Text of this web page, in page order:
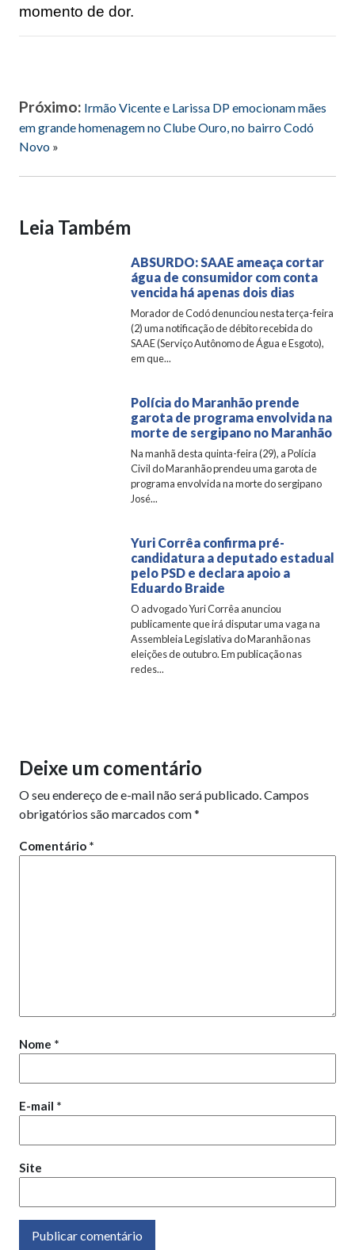
momento de dor.
Próximo: Irmão Vicente e Larissa DP emocionam mães
em grande homenagem no Clube Ouro, no bairro Codó
Novo »
Leia Também
ABSURDO: SAAE ameaça cortar
água de consumidor com conta
vencida há apenas dois dias
Morador de Codó denunciou nesta terça-feira
(2) uma notificação de débito recebida do
SAAE (Serviço Autônomo de Água e Esgoto),
em que...
Polícia do Maranhão prende
garota de programa envolvida na
morte de sergipano no Maranhão
Na manhã desta quinta-feira (29), a Polícia
Civil do Maranhão prendeu uma garota de
programa envolvida na morte do sergipano
José...
Yuri Corrêa confirma pré-
candidatura a deputado estadual
pelo PSD e declara apoio a
Eduardo Braide
O advogado Yuri Corrêa anunciou
publicamente que irá disputar uma vaga na
Assembleia Legislativa do Maranhão nas
eleições de outubro. Em publicação nas
redes...
Deixe um comentário
O seu endereço de e-mail não será publicado.Campos
obrigatórios são marcados com*
Comentário *
Nome *
E-mail *
Site